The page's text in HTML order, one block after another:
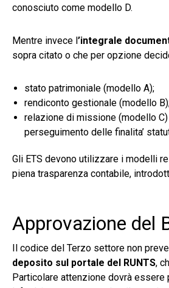
conosciuto come modello D.
Mentre invece l ’integrale
sopra citato o che per opzione
stato patrimoniale (modello A);
rendiconto gestionale (modello
relazione di missione (modello
perseguimento delle finalita’
Gli ETS devono utilizzare i modelli
piena trasparenza contabile,
Approvazione del
Il codice del Terzo settore non
deposito sul portale del RUNTS,
Particolare attenzione dovrà